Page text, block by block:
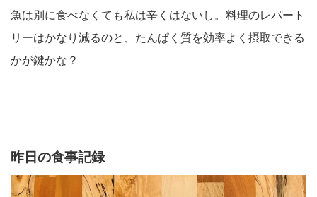
魚は別に食べなくても私は辛くはないし。料理のレパート
リーはかなり減るのと、たんぱく質を効率よく摂取できる
かが鍵かな？
昨日の食事記録